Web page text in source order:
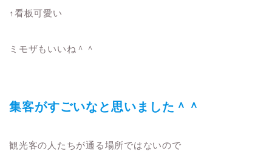
↑看板可愛い
ミモザもいいね＾＾
集客がすごいなと思いました＾＾
観光客の人たちが通る場所ではないので